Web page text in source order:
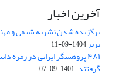
آخرین اخبار
برگزیده شدن نشریه شیمی و
برتر1404-09-11
۴۸۱ پژوهشگر ایرانی در
گرفتند.1401-09-07